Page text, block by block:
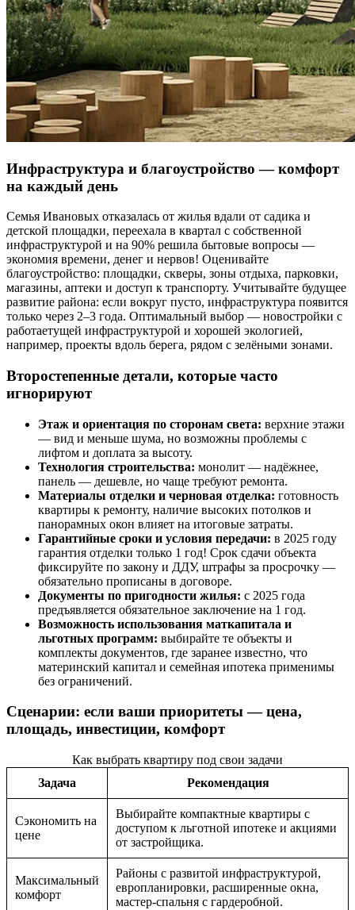
Инфраструктура и благоустройство — комфорт
на каждый день
Семья Ивановых отказалась от жилья вдали от садика и
детской площадки, переехала в квартал с собственной
инфраструктурой и на 90% решила бытовые вопросы —
экономия времени, денег и нервов! Оценивайте
благоустройство: площадки, скверы, зоны отдыха, парковки,
магазины, аптеки и доступ к транспорту. Учитывайте будущее
развитие района: если вокруг пусто, инфраструктура появится
только через 2–3 года. Оптимальный выбор — новостройки с
работаетущей инфраструктурой и хорошей экологией,
например, проекты вдоль берега, рядом с зелёными зонами.
Второстепенные детали, которые часто
игнорируют
Этаж и ориентация по сторонам света: верхние этажи
— вид и меньше шума, но возможны проблемы с
лифтом и доплата за высоту.
Технология строительства: монолит — надёжнее,
панель — дешевле, но чаще требуют ремонта.
Материалы отделки и черновая отделка: готовность
квартиры к ремонту, наличие высоких потолков и
панорамных окон влияет на итоговые затраты.
Гарантийные сроки и условия передачи: в 2025 году
гарантия отделки только 1 год! Срок сдачи объекта
фиксируйте по закону и ДДУ, штрафы за просрочку —
обязательно прописаны в договоре.
Документы по пригодности жилья: с 2025 года
предъявляется обязательное заключение на 1 год.
Возможность использования маткапитала и
льготных программ: выбирайте те объекты и
комплекты документов, где заранее известно, что
материнский капитал и семейная ипотека применимы
без ограничений.
Сценарии: если ваши приоритеты — цена,
площадь, инвестиции, комфорт
Как выбрать квартиру под свои задачи
Задача
Рекомендация
Сэкономить на
цене
Выбирайте компактные квартиры с
доступом к льготной ипотеке и акциями
от застройщика.
Максимальный
комфорт
Районы с развитой инфраструктурой,
европланировки, расширенные окна,
мастер-спальня с гардеробной.